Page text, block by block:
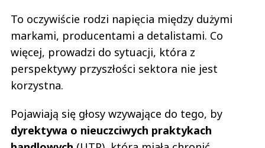
To oczywiście rodzi napięcia między dużymi
markami, producentami a detalistami. Co
więcej, prowadzi do sytuacji, która z
perspektywy przyszłości sektora nie jest
korzystna.
Pojawiają się głosy wzywające do tego, by
dyrektywa o nieuczciwych praktykach